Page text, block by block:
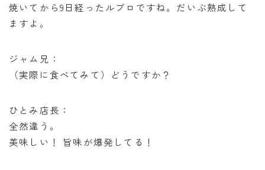
焼いてから9日経ったルブロですね。だいぶ熟成して
ますよ。
ジャム兄：
（実際に食べてみて）どうですか？
ひとみ店長：
全然違う。
美味しい！ 旨味が爆発してる！